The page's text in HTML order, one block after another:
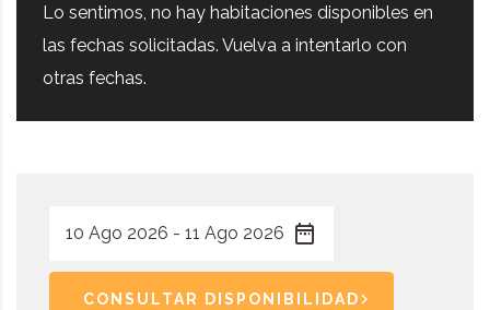
Lo sentimos, no hay habitaciones disponibles en
las fechas solicitadas. Vuelva a intentarlo con
otras fechas.
CONSULTAR DISPONIBILIDAD